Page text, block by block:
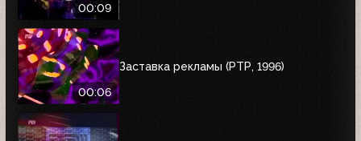
00:09
00:06
Заставка рекламы (РТР, 1996)